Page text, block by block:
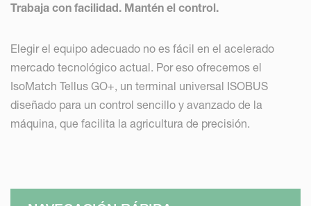
Trabaja con facilidad. Mantén el control.
Elegir el equipo adecuado no es fácil en el acelerado
mercado tecnológico actual. Por eso ofrecemos el
IsoMatch Tellus GO+, un terminal universal ISOBUS
diseñado para un control sencillo y avanzado de la
máquina, que facilita la agricultura de precisión.